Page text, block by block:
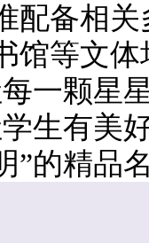
配备相
馆等文体
颗星星
生有美
”的精品